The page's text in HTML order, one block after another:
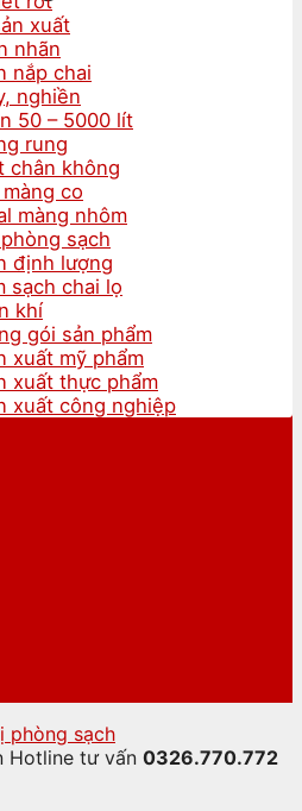
xuất
nhãn
nắp chai
nghiền
50 – 5000 lít
rung
chân không
co
màng nhôm
sạch
định lượng
sạch chai lọ
khí
gói sản phẩm
xuất mỹ phẩm
xuất thực phẩm
xuất công nghiệp
phòng sạch
Hotline tư vấn 0326.770.772